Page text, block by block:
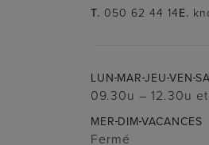
T. 050 62 44 14E.
LUN MAR JEU VEN
09.30u – 12.30u et
MER DIMVACANCES
Fermé